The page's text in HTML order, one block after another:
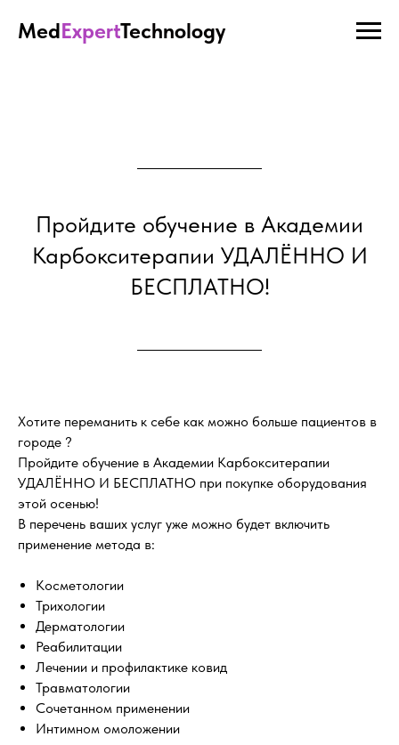
MedExpertTechnology
Пройдите обучение в Академии
Карбокситерапии УДАЛЁННО И
БЕСПЛАТНО!
Хотите переманить к себе как можно больше пациентов в
городе ?
Пройдите обучение в Академии Карбокситерапии
УДАЛЁННО И БЕСПЛАТНО при покупке оборудования
этой осенью!
В перечень ваших услуг уже можно будет включить
применение метода в:
Косметологии
Трихологии
Дерматологии
Реабилитации
Лечении и профилактике ковид
Травматологии
Сочетанном применении
Интимном омоложении